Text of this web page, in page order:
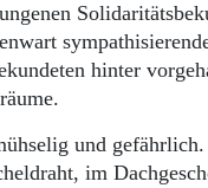
hinter
und
im